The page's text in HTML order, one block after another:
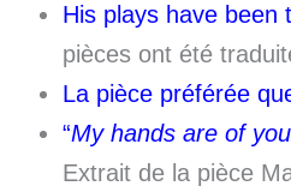
His plays have been
pièces ont été
La pièce préférée
“My hands are of
Extrait de la pièce